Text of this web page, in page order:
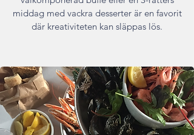
middag med vackra desserter är en favorit
där kreativiteten kan släppas lös.